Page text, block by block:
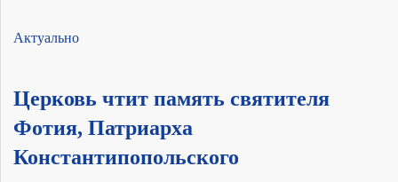
Актуально
Церковь чтит память святителя
Фотия, Патриарха
Константипопольского